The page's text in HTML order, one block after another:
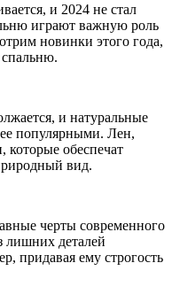
и 2024 не стал
играют важную роль
новинки этого года,
и натуральные
популярными. Лен,
обеспечат
вид.
черты современного
лишних деталей
придавая ему строгость